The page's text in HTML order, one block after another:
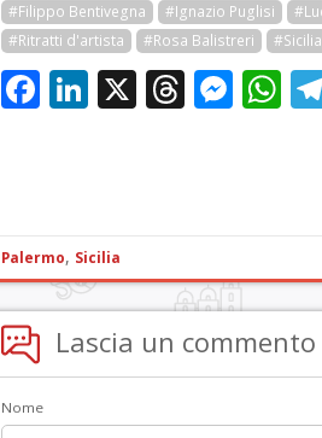
#Filippo Bentivegna #Ignazio Puglisi
#Ritratti d'artista
#Rosa Balistreri #Sicilia
Facebook
LinkedIn
X
Palermo, Sicilia
Lascia un commento
Nome